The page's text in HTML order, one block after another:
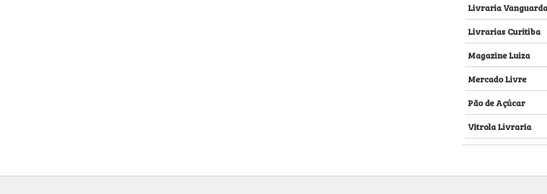
Livraria Vanguarda
Livrarias Curitiba
Magazine Luiza
Mercado Livre
Pão de Açúcar
Vitrola Livraria